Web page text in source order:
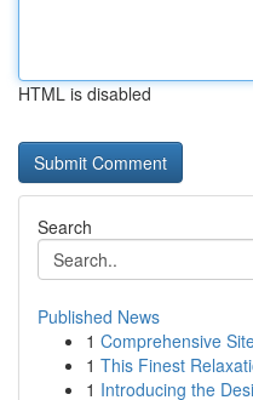
HTML is disabled
Search
Published News
1 Comprehensive
1 This Finest
1 Introducing the